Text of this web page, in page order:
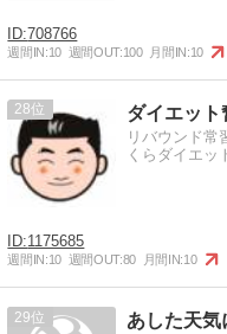
708766
週間IN:10 週間OUT:100 月間IN:10
28 ダイエット
リバウンド常
くらダイエッ
1175685
週間IN:10 週間OUT:80 月間IN:10
29 あした天気